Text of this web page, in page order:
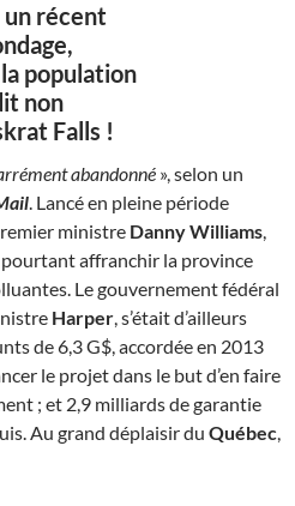
un récent
population
non
Falls !
abandonné », selon un
. Lancé en pleine période
ministre Danny Williams,
affranchir la province
Le gouvernement fédéral
Harper, s’était d’ailleurs
de 6,3 G$, accordée en 2013
le projet dans le but d’en faire
; et 2,9 milliards de garantie
Au grand déplaisir du Québec,